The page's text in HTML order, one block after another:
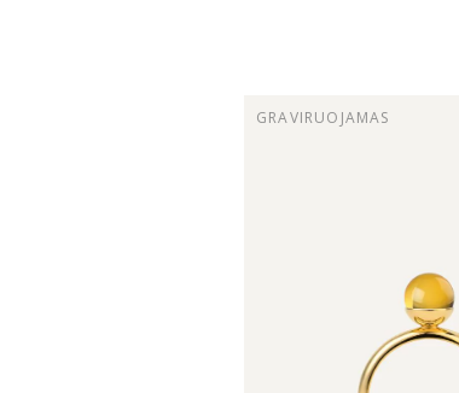
GRAVIRUOJAMAS